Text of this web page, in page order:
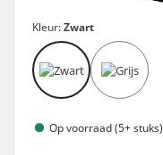
Kleur:Zwart
Op voorraad (5+ stuks)